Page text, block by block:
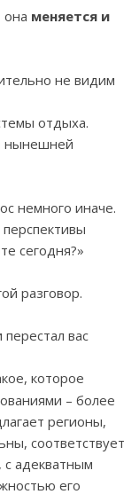
она меняется и
не видим
отдыха.
нынешней
немного иначе.
сегодня?»
разговор.
вас
которое
– более
регионы,
соответствует
с адекватным
его